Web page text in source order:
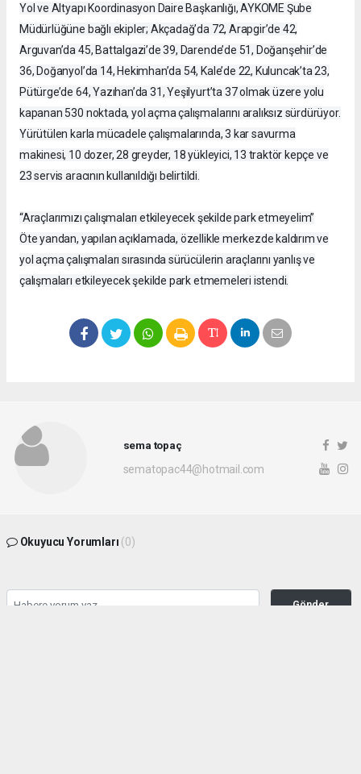
Yol ve Altyapı Koordinasyon Daire Başkanlığı, AYKOME Şube
Müdürlüğüne bağlı ekipler; Akçadağ’da 72, Arapgir’de 42,
Arguvan’da 45, Battalgazi’de 39, Darende’de 51, Doğanşehir’de
36, Doğanyol’da 14, Hekimhan’da 54, Kale’de 22, Kuluncak’ta 23,
Pütürge’de 64, Yazıhan’da 31, Yeşilyurt’ta 37 olmak üzere yolu
kapanan 530 noktada, yol açma çalışmalarını aralıksız sürdürüyor.
Yürütülen karla mücadele çalışmalarında, 3 kar savurma
makinesi, 10 dozer, 28 greyder, 18 yükleyici, 13 traktör kepçe ve
23 servis aracının kullanıldığı belirtildi.
“Araçlarımızı çalışmaları etkileyecek şekilde park etmeyelim”
Öte yandan, yapılan açıklamada, özellikle merkezde kaldırım ve
yol açma çalışmaları sırasında sürücülerin araçlarını yanlış ve
çalışmaları etkileyecek şekilde park etmemeleri istendi.
sema topaç
sematopac44@hotmail.com
Okuyucu Yorumları (0)
Gönder